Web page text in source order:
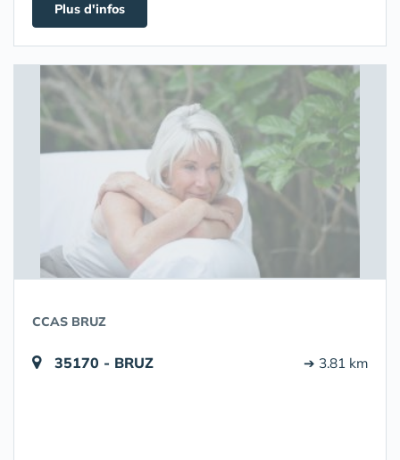
Plus d'infos
CCAS BRUZ
35170 - BRUZ ➔ 3.81 km